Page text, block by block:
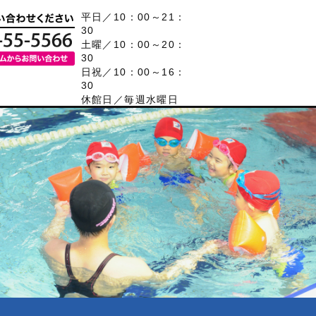
平日／10：00～21：
30
土曜／10：00～20：
30
日祝／10：00～16：
30
休館日／毎週水曜日